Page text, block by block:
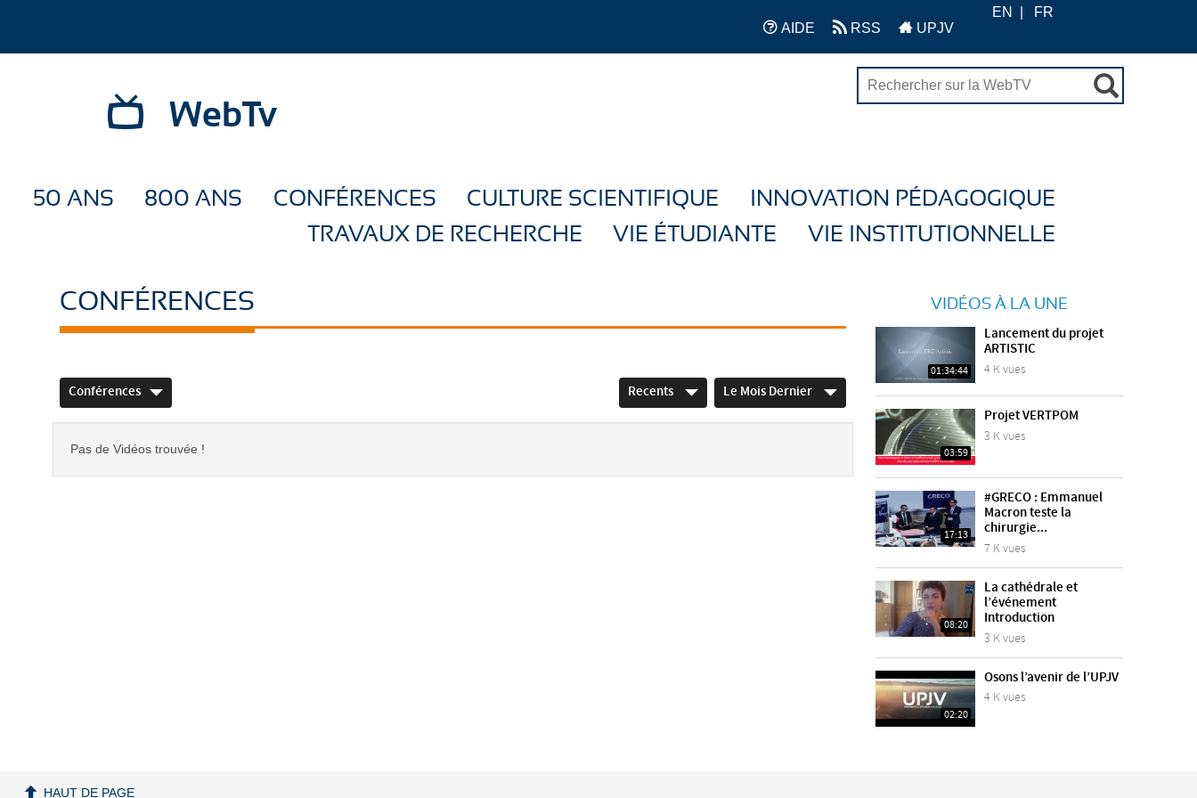
AIDE RSS UPJV
EN FR
WebTv
50 ANS 800 ANS CONFÉRENCES CULTURE SCIENTIFIQUE
INNOVATION PÉDAGOGIQUE
TRAVAUX DE RECHERCHE
VIE ÉTUDIANTE VIE INSTITUTIONNELLE
CONFÉRENCES
Conférences Recents Le Mois Dernier
Pas de Vidéos trouvée !
VIDÉOS À LA UNE
01:34:44
Lancement du projet
ARTISTIC
4 K vues
03:59
Projet VERTPOM
3 K vues
17:13
#GRECO : Emmanuel
Macron teste la
chirurgie...
7 K vues
08:20
La cathédrale et
l’événement
Introduction
3 K vues
02:20
Osons l’avenir de l’UPJV
4 K vues
HAUT DE PAGE